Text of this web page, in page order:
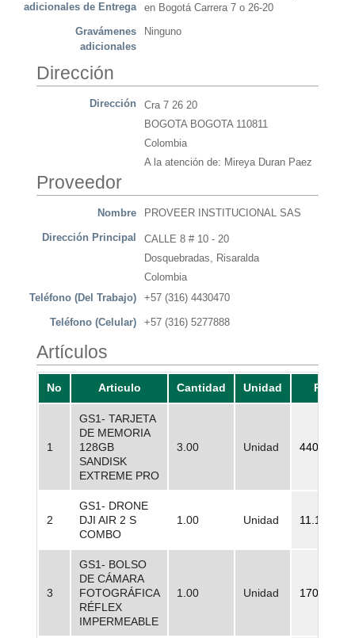
adicionales de Entrega
en Bogotá Carrera 7 o 26-20
Gravámenes
adicionales
Ninguno
Dirección
Dirección
Cra 7 26 20
BOGOTA BOGOTA 110811
Colombia
A la atención de: Mireya Duran Paez
Proveedor
Nombre PROVEER INSTITUCIONAL SAS
Dirección Principal
CALLE 8 # 10 - 20
Dosquebradas, Risaralda
Colombia
Teléfono (Del Trabajo)
+57 (316) 4430470
Teléfono (Celular) +57 (316) 5277888
Artículos
No Articulo Cantidad Unidad Precio
1
GS1- TARJETA
DE MEMORIA
128GB
SANDISK
EXTREME PRO
3.00 Unidad
2
GS1- DRONE
DJI AIR 2 S
COMBO
1.00 Unidad
3
GS1- BOLSO
DE CÁMARA
FOTOGRÁFICA
RÉFLEX
IMPERMEABLE
1.00 Unidad